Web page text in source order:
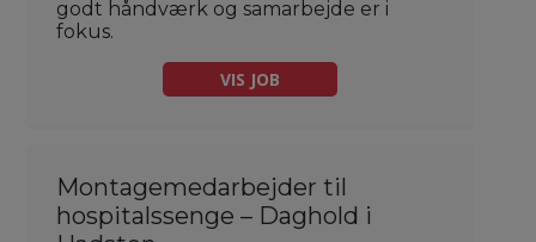
godt håndværk og samarbejde er i
fokus.
VIS JOB
Montagemedarbejder til
hospitalssenge – Daghold i